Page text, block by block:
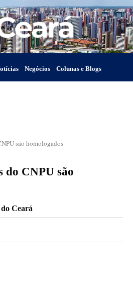
Negócios Colunas e Blogs
são homologados
do CNPU são
Ceará